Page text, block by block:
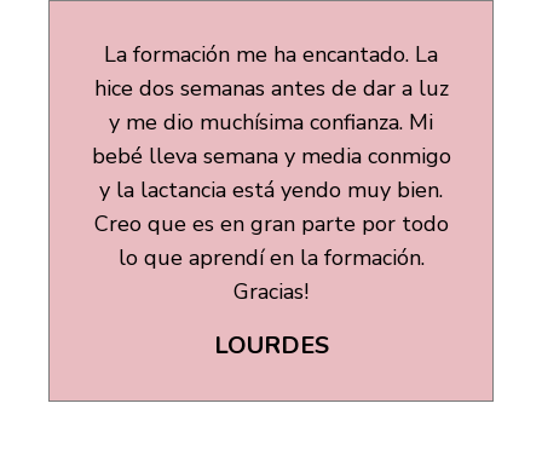
La formación me ha encantado. La
hice dos semanas antes de dar a luz
y me dio muchísima confianza. Mi
bebé lleva semana y media conmigo
y la lactancia está yendo muy bien.
Creo que es en gran parte por todo
lo que aprendí en la formación.
Gracias!
LOURDES